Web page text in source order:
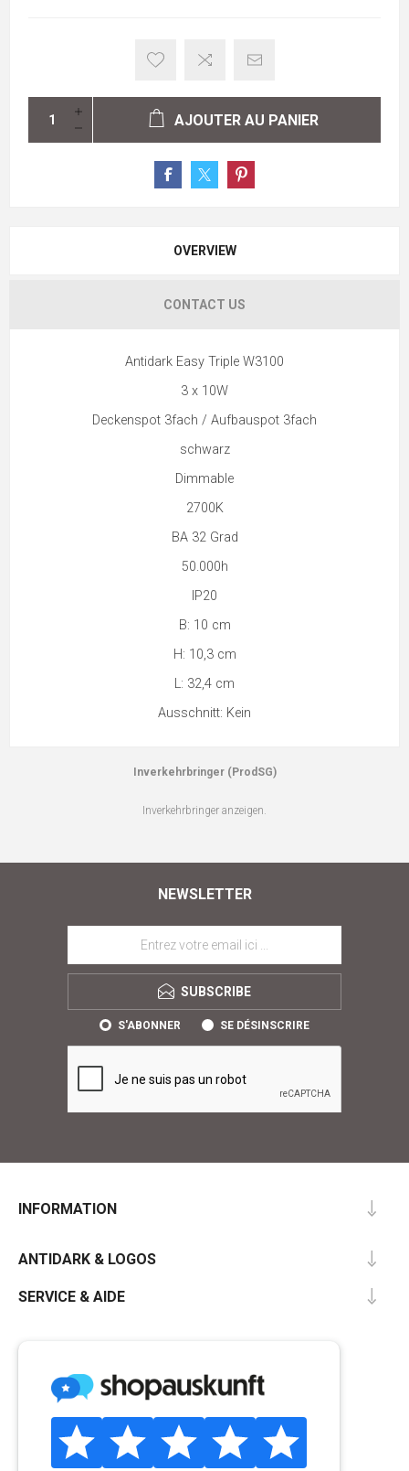
AJOUTER AU PANIER
OVERVIEW
CONTACT US
Antidark Easy Triple W3100
3 x 10W
Deckenspot 3fach / Aufbauspot 3fach
schwarz
Dimmable
2700K
BA 32 Grad
50.000h
IP20
B: 10 cm
H: 10,3 cm
L: 32,4 cm
Ausschnitt: Kein
Inverkehrbringer (ProdSG)
Inverkehrbringer anzeigen.
NEWSLETTER
SUBSCRIBE
S'ABONNER SE DÉSINSCRIRE
INFORMATION
ANTIDARK & LOGOS
SERVICE & AIDE